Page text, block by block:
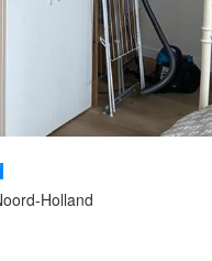
Holland